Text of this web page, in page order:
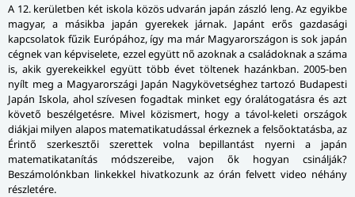
A 12. kerületben két iskola közös udvarán japán zászló leng. Az egyikbe
magyar, a másikba japán gyerekek járnak. Japánt erős gazdasági
kapcsolatok fűzik Európához, így ma már Magyarországon is sok japán
cégnek van képviselete, ezzel együtt nő azoknak a családoknak a száma
is, akik gyerekeikkel együtt több évet töltenek hazánkban. 2005-ben
nyílt meg a Magyarországi Japán Nagykövetséghez tartozó Budapesti
Japán Iskola, ahol szívesen fogadtak minket egy óralátogatásra és azt
követő beszélgetésre. Mivel közismert, hogy a távol-keleti országok
diákjai milyen alapos matematikatudással érkeznek a felsőoktatásba, az
Érintő szerkesztői szerettek volna bepillantást nyerni a japán
matematikatanítás módszereibe, vajon ők hogyan csinálják?
Beszámolónkban linkekkel hivatkozunk az órán felvett video néhány
részletére.